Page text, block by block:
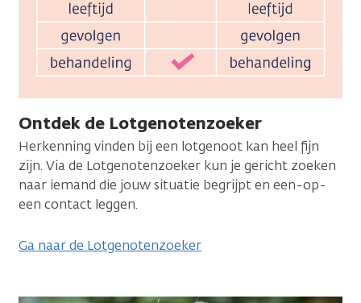
Ontdek de Lotgenotenzoeker
Herkenning vinden bij een lotgenoot kan heel fijn
zijn. Via de Lotgenoten­zoeker kun je gericht zoeken
naar iemand die jouw situatie begrijpt en een-op-
een contact leggen.
Ga naar de Lotgenotenzoeker